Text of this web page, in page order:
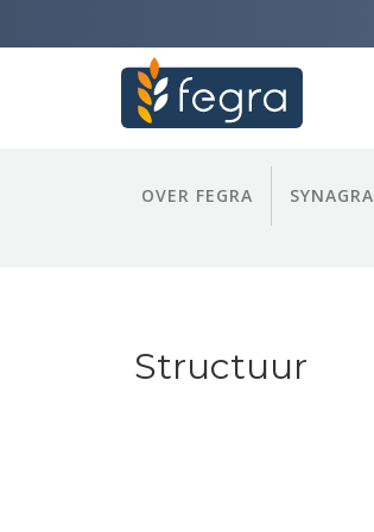
OVER FEGRA SYNAGRA
Structuur